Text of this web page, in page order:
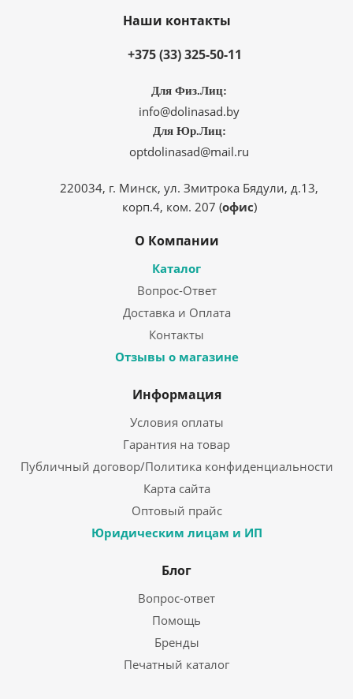
Наши контакты
+375 (33) 325-50-11
Для Физ.Лиц:
info@dolinasad.by
Для Юр.Лиц:
optdolinasad@mail.ru
220034, г. Минск, ул. Змитрока Бядули, д.13,
корп.4, ком. 207 (офис)
О Компании
Каталог
Вопрос-Ответ
Доставка и Оплата
Контакты
Отзывы о магазине
Информация
Условия оплаты
Гарантия на товар
Публичный договор/Политика конфиденциальности
Карта сайта
Оптовый прайс
Юридическим лицам и ИП
Блог
Вопрос-ответ
Помощь
Бренды
Печатный каталог